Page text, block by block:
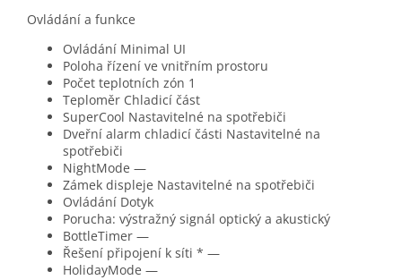
Ovládání a funkce
Ovládání Minimal UI
Poloha řízení ve vnitřním prostoru
Počet teplotních zón 1
Teploměr Chladicí část
SuperCool Nastavitelné na spotřebiči
Dveřní alarm chladicí části Nastavitelné na
spotřebiči
NightMode —
Zámek displeje Nastavitelné na spotřebiči
Ovládání Dotyk
Porucha: výstražný signál optický a akustický
BottleTimer —
Řešení připojení k síti * —
HolidayMode —